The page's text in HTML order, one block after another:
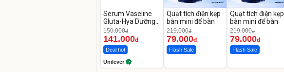
Serum Vaseline
Gluta-Hya Dưỡng
Da Sáng Mịn Sau 7
Ngày
150.000đ
141.000đ
Deal hot
Unilever
Quạt tích điện kẹp
bàn mini để bàn
219.000đ
79.000đ
Flash Sale
Quạt tích điện kẹp
bàn mini để bàn
219.000đ
79.000đ
Flash Sale